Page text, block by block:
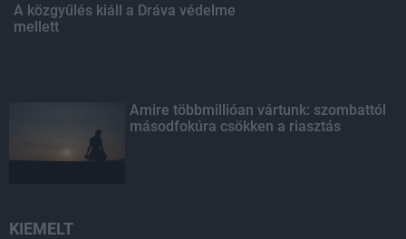
A közgyűlés kiáll a Dráva védelme
mellett
Amire többmillióan vártunk: szombattól
másodfokúra csökken a riasztás
KIEMELT